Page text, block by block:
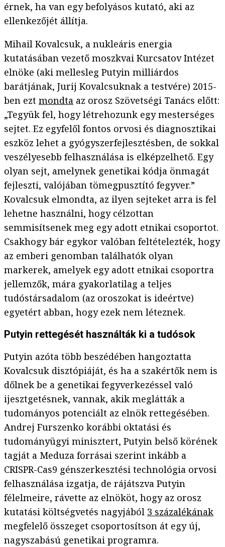
érnek, ha van egy befolyásos kutató, aki az
ellenkezőjét állítja.
Mihail Kovalcsuk, a nukleáris energia
kutatásában vezető moszkvai Kurcsatov Intézet
elnöke (aki mellesleg Putyin milliárdos
barátjának, Jurij Kovalcsuknak a testvére) 2015-
ben ezt mondta az orosz Szövetségi Tanács előtt:
„Tegyük fel, hogy létrehozunk egy mesterséges
sejtet. Ez egyfelől fontos orvosi és diagnosztikai
eszköz lehet a gyógyszerfejlesztésben, de sokkal
veszélyesebb felhasználása is elképzelhető. Egy
olyan sejt, amelynek genetikai kódja önmagát
fejleszti, valójában tömegpusztító fegyver.”
Kovalcsuk elmondta, az ilyen sejteket arra is fel
lehetne használni, hogy célzottan
semmisítsenek meg egy adott etnikai csoportot.
Csakhogy bár egykor valóban feltételezték, hogy
az emberi genomban találhatók olyan
markerek, amelyek egy adott etnikai csoportra
jellemzők, mára gyakorlatilag a teljes
tudóstársadalom (az oroszokat is ideértve)
egyetért abban, hogy ezek nem léteznek.
Putyin rettegését használták ki a tudósok
Putyin azóta több beszédében hangoztatta
Kovalcsuk disztópiáját, és ha a szakértők nem is
dőlnek be a genetikai fegyverkezéssel való
ijesztgetésnek, vannak, akik meglátták a
tudományos potenciált az elnök rettegésében.
Andrej Furszenko korábbi oktatási és
tudományügyi minisztert, Putyin belső körének
tagját a Meduza forrásai szerint inkább a
CRISPR-Cas9 génszerkesztési technológia orvosi
felhasználása izgatja, de rájátszva Putyin
félelmeire, rávette az elnököt, hogy az orosz
kutatási költségvetés nagyjából 3 százalékának
megfelelő összeget csoportosítson át egy új,
nagyszabású genetikai programra.